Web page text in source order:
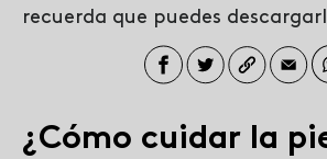
recuerda que puedes
¿Cómo cuidar la